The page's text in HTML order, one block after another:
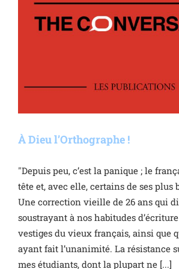
À Dieu l’Orthographe !
"Depuis peu, c’est la panique ; le
tête et, avec elle, certains de ses plus
Une correction vieille de 26 ans qui
soustrayant à nos habitudes
vestiges du vieux français, ainsi que
ayant fait l’unanimité. La résistance
mes étudiants, dont la plupart ne [...]